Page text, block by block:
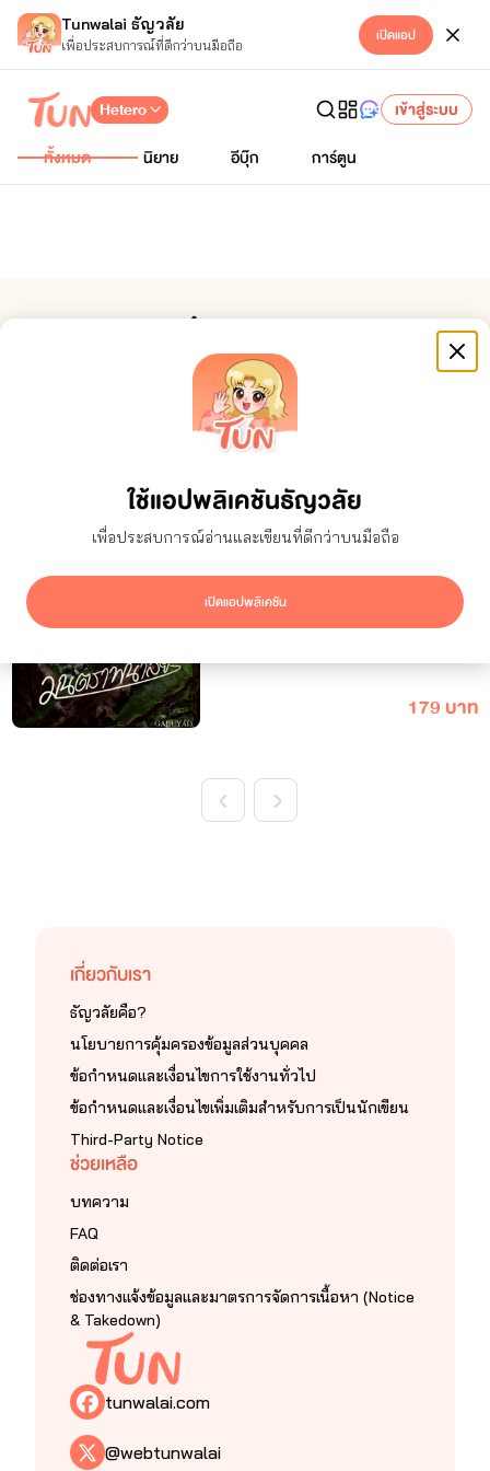
Tunwalai ธัญวลัย
เพื่อประสบการณ์ที่ดีกว่าบนมือถือ เปิดแอป
ใช้แอปพลิเคชันธัญวลัย
เพื่อประสบการณ์อ่านและเขียนที่ดีกว่าบนมือถือ
เปิดแอปพลิเคชัน
Hetero
เข้าสู่ระบบ
ทั้งหมด
นิยาย อีบุ๊ก การ์ตูน
ฉบับอีบุ๊กในปิ่นโต
ก๊ะปู๋ยาด
ฐา สัตวแพทย์หนุ่มหนีรักร้าวเข้าป่า หวัง
ขลังแห่งพงไพร เขาจะพบเจอเจ้าตัววิกลซึ่ง
แวะเวียนมาหลอกหลอนกันทุกคืน กระนั้น
เขากลับสุขสม เต็มอิ่ม ไร้ความหวาดกลัวสิ้น
เชิง
179 บาท
< >
เกี่ยวกับเรา
ธัญวลัยคือ?
นโยบายการคุ้มครองข้อมูลส่วนบุคคล
ข้อกำหนดและเงื่อนไขการใช้งานทั่วไป
ข้อกำหนดและเงื่อนไขเพิ่มเติมสำหรับการเป็นนักเขียน
Third-Party Notice
ช่วยเหลือ
บทความ
FAQ
ติดต่อเรา
ช่องทางแจ้งข้อมูลและมาตรการจัดการเนื้อหา (Notice
& Takedown)
tunwalai.com
@webtunwalai